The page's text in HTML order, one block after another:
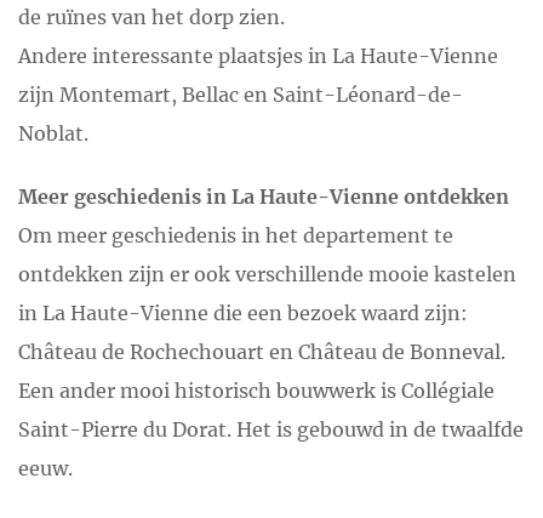
de ruïnes van het dorp zien.
Andere interessante plaatsjes in La Haute-Vienne
zijn Montemart, Bellac en Saint-Léonard-de-
Noblat.
Meer geschiedenis in La Haute-Vienne ontdekken
Om meer geschiedenis in het departement te
ontdekken zijn er ook verschillende mooie kastelen
in La Haute-Vienne die een bezoek waard zijn:
Château de Rochechouart en Château de Bonneval.
Een ander mooi historisch bouwwerk is Collégiale
Saint-Pierre du Dorat. Het is gebouwd in de twaalfde
eeuw.